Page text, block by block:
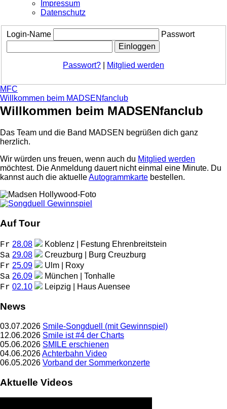
Impressum
Datenschutz
Login-Name Passwort
Passwort? Mitglied werden
MFC
Willkommen beim MADSENfanclub
Willkommen beim MADSENfanclub
Das Team und die Band MADSEN begrüßen dich ganz
herzlich.
Wir würden uns freuen, wenn auch du Mitglied werden
möchtest. Die Anmeldung dauert nicht einmal eine Minute. Du
kannst auch die aktuelleAutogrammkarte bestellen.
Auf Tour
Fr 28.08 Koblenz | Festung Ehrenbreitstein
Sa 29.08 Creuzburg | Burg Creuzburg
Fr 25.09 Ulm | Roxy
Sa 26.09 München | Tonhalle
Fr 02.10 Leipzig | Haus Auensee
News
03.07.2026 Smile-Songduell (mit Gewinnspiel)
12.06.2026 Smile ist #4 der Charts
05.06.2026 SMILE erschienen
04.06.2026Achterbahn Video
06.05.2026 Vorband der Sommerkonzerte
Aktuelle Videos